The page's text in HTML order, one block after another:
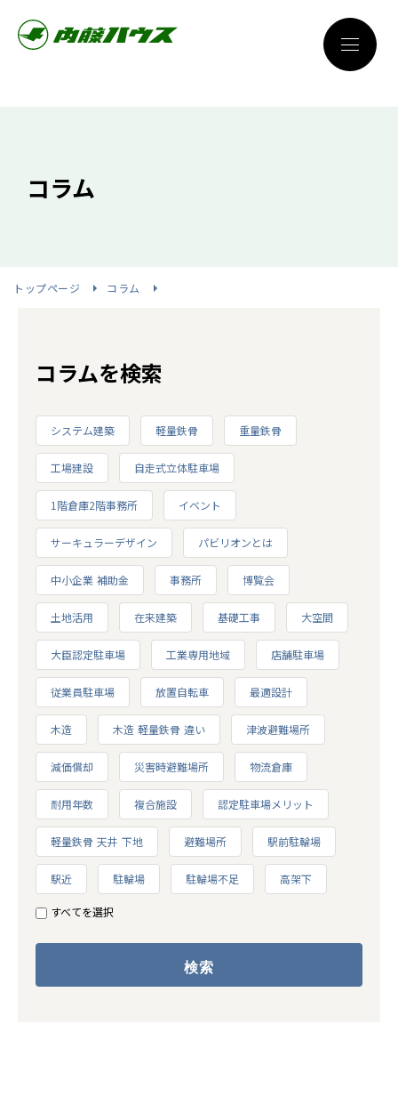
コラム
トップページ コラム
コラムを検索
システム建築 軽量鉄骨 重量鉄骨
工場建設 自走式立体駐車場
1階倉庫2階事務所 イベント
サーキュラーデザイン パビリオンとは
中小企業 補助金 事務所 博覧会
土地活用 在来建築 基礎工事 大空間
大臣認定駐車場 工業専用地域 店舗駐車場
従業員駐車場 放置自転車 最適設計
木造 木造 軽量鉄骨 違い 津波避難場所
減価償却 災害時避難場所 物流倉庫
耐用年数 複合施設 認定駐車場メリット
軽量鉄骨 天井 下地 避難場所 駅前駐輪場
駅近 駐輪場 駐輪場不足 高架下
すべてを選択